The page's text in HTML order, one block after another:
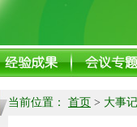
当前位置： 首页 > 大事记